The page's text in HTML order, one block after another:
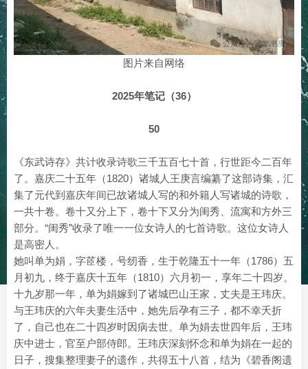
图片来自网络
2025年笔记（36）
50
《东武诗存》共计收录诗歌三千五百七十首，行世距今二百年
了。嘉庆二十五年（1820）诸城人王庚言编纂了这部诗集，汇
集了元代到嘉庆年间已故诸城人写的和外籍人写诸城的诗歌，
一共十卷。卷十又分上下，卷十下又分为闺秀、流寓和方外三
部分。“闺秀”收录了唯一一位女诗人的七首诗歌。这位女诗人
是高密人。
她叫单为娟，字茝楼，号纫香，生于乾隆五十一年（1786）五
月初九，终于嘉庆十五年（1810）六月初一，享年二十四岁。
十九岁那一年，单为娟嫁到了诸城巴山王家，丈夫是王玮庆。
与王玮庆的六年夫妻生活中，她先后孕有三子，都不幸夭折
了，自己也在二十四岁时因病去世。单为娟去世四年后，王玮
庆中进士，官至户部侍郎。王玮庆深刻怀念和单为娟在一起的
日子，搜集整理妻子的遗作，共得五十八首，结为《碧香阁遗